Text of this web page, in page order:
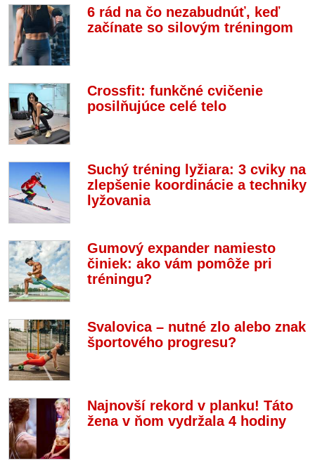
6 rád na čo nezabudnúť, keď
začínate so silovým tréningom
Crossfit: funkčné cvičenie
posilňujúce celé telo
Suchý tréning lyžiara: 3 cviky na
zlepšenie koordinácie a techniky
lyžovania
Gumový expander namiesto
činiek: ako vám pomôže pri
tréningu?
Svalovica – nutné zlo alebo znak
športového progresu?
Najnovší rekord v planku! Táto
žena v ňom vydržala 4 hodiny